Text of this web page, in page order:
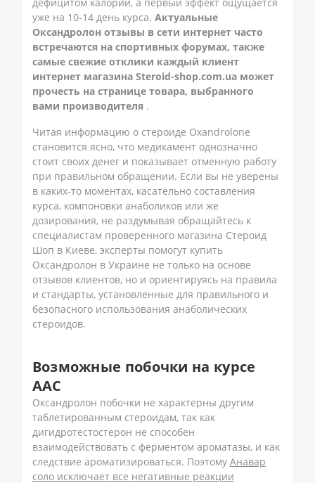
уже на 10-14 день курса. Актуальные
Оксандролон отзывы в сети интернет часто
встречаются на спортивных форумах, также
самые свежие отклики каждый клиент
интернет магазина Steroid-shop.com.ua может
прочесть на странице товара, выбранного
вами производителя.
Читая информацию о стероиде Oxandrolone
становится ясно, что медикамент однозначно
стоит своих денег и показывает отменную работу
при правильном обращении. Если вы не уверены
в каких-то моментах, касательно составления
курса, компоновки анаболиков или же
дозирования, не раздумывая обращайтесь к
специалистам проверенного магазина Стероид
Шоп в Киеве, эксперты помогут купить
Оксандролон в Украине не только на основе
отзывов клиентов, но и ориентируясь на правила
и стандарты, установленные для правильного и
безопасного использования анаболических
стероидов.
Возможные побочки на курсе
ААС
Оксандролон побочки не характерны другим
таблетированным стероидам, так как
дигидротестостерон не способен
взаимодействовать с ферментом ароматазы, и как
следствие ароматизироваться. Поэтому Анавар
соло исключает все негативные реакции